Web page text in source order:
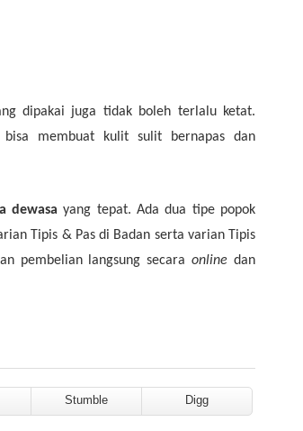
dipakai juga tidak boleh terlalu ketat.
membuat kulit sulit bernapas dan
dewasayang tepat. Ada dua tipe popok
Tipis & Pas di Badan serta varian Tipis
pembelian langsung secaraonlinedan
Stumble Digg